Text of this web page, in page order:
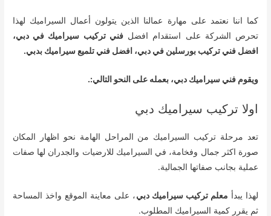
كما اننا نعتمد على مهارة عمالنا الذين يتولون أعمال السيراميك لهذا
تحرص الشركة على استقدام افضلفني تركيب سيراميك في دبي،
افضل فني تركيب بورسلين في دبي، افضل فني تلميع سيراميك بدبي.
ويقوم فني سيراميك دبي، بعمله على النحو التالي:.
اولا تركيب سيراميك دبي
تعد مرحلة تركيب السيراميك من المراحل الهامة نحو اظهار المكان
صورة اكثر جمال وفخامة، في السيراميك للارضيات والجدران لها صفات
عملية بجانب صفاتها الجمالية.
لهذا يبدأ معلم تركيب سيراميك دبي، على معاينة الموقع واخذ المساحة
ثم يقرر كمية السيراميك المطلوب.